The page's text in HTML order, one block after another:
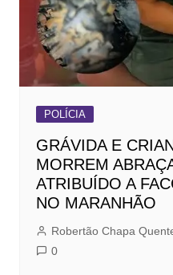
POLÍCIA
GRÁVIDA E
MORREM
ATRIBUÍDO A
NO MARANHÃO
Robertão Chapa
0